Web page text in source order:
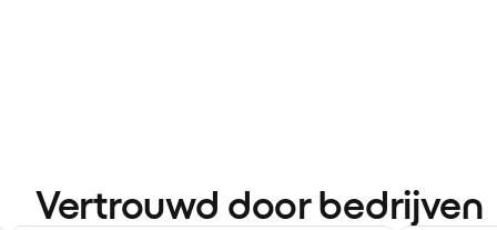
Vertrouwd door bedrijven